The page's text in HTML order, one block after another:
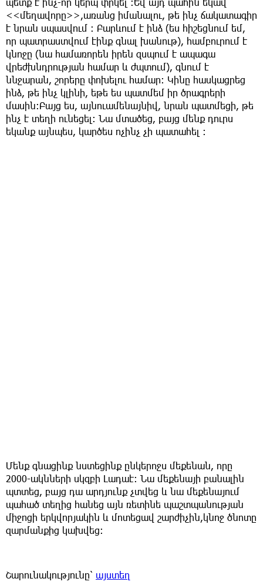
<<մեղավորը>>,առանց իմանալու, թե ինչ ճակատագիր
է նրան սպասվում ։ Բարևում է ինձ (ես հիշեցնում եմ,
որ պատրաստվում էինք գնալ խանութ), համբուրում է
կնոջը (նա համառորեն իրեն զսպում է ապագա
վրեժխնդրության համար և ժպտում), գնում է
ննջարան, շորերը փոխելու համար: Կինը հասկացրեց
ինձ, թե ինչ կլինի, եթե ես պատմեմ իր ծրագրերի
մասին:Բայց ես, այնուամենայնիվ, նրան պատմեցի, թե
ինչ է տեղի ունեցել: Նա մտածեց, բայց մենք դուրս
եկանք այնպես, կարծես ոչինչ չի պատահել ։
Մենք գնացինք նստեցինք ընկերոջս մեքենան, որը
2000-ակնների սկզբի Լադաէ։ Նա մեքենայի բանալին
պտտեց, բայց դա արդյունք չտվեց և նա մեքենայում
պահած տեղից հանեց այն ռետինե պաշտպանության
միջոցի երկվորյակին և մոտեցավ շարժիչին,կնոջ ծնոտը
զարմանքից կախվեց:
Շարունակությունը՝ այստեղ